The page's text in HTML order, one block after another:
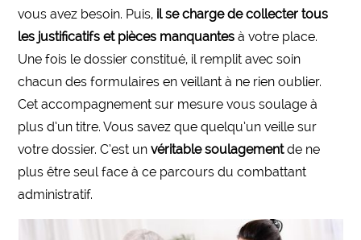
vous avez besoin. Puis, il se charge de collecter tous
les justificatifs et pièces manquantes à votre place.
Une fois le dossier constitué, il remplit avec soin
chacun des formulaires en veillant à ne rien oublier.
Cet accompagnement sur mesure vous soulage à
plus d’un titre. Vous savez que quelqu’un veille sur
votre dossier. C’est unvéritable soulagementde ne
plus être seul face à ce parcours du combattant
administratif.